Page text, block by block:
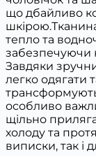
що дбайливо
тепло та
забезпечуючи
Завдяки
легко одягати
особливо
щільно
холоду та
виписки, так і